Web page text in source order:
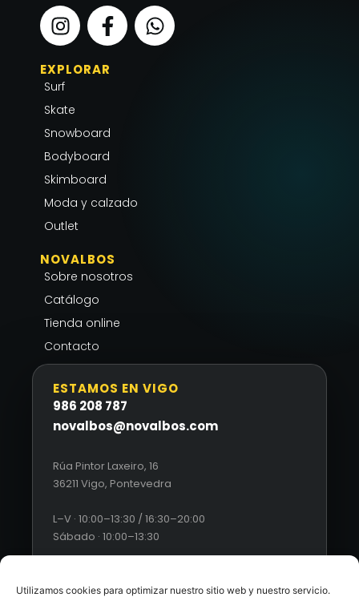
Utilizamos cookies para optimizar nuestro sitio web y nuestro servicio.
I
n
s
t
a
g
r
a
m
F
a
c
e
o
k
f
W
h
a
EXPLORAR
Surf
Skate
Snowboard
Bodyboard
Skimboard
Moda y calzado
Outlet
NOVALBOS
Sobre nosotros
Catálogo
Tienda online
Contacto
ESTAMOS EN VIGO
986 208 787
novalbos@novalbos.com
Rúa Pintor Laxeiro, 16
36211 Vigo, Pontevedra
L–V · 10:00–13:30 / 16:30–20:00
Sábado · 10:00–13:30